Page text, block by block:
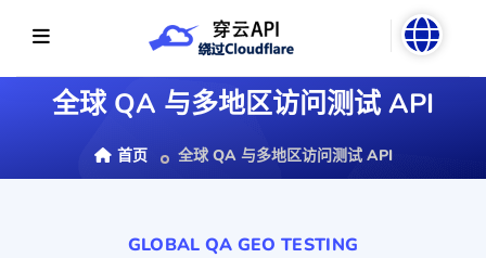
全球 QA 与多地区访问测试 API
首页 全球 QA 与多地区访问测试 API
GLOBAL QA GEO TESTING